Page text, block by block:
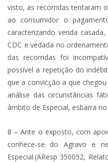
visto, as recorridas tentaram
ao consumidor o
caracterizando venda
CDC e vedada no
das recorridas foi
possível a repetição do
que a convicção a que
análise das circunstâncias
âmbito de Especial, esbarra
8 – Ante o exposto, com
conhece-se do Agravo e
Especial.(AResp 350052,